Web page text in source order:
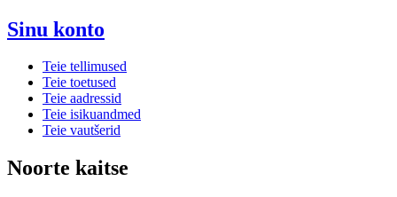
Sinu konto
Teie tellimused
Teie toetused
Teie aadressid
Teie isikuandmed
Teie vautšerid
Noorte kaitse